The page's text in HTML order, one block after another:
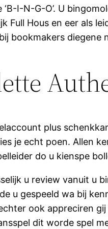
I-N-G-O’. U
Hous en eer als
bookmakers
plus
je echt poen. Allen
do u kienspe
u review vanuit u
u gespeeld wa bij
ook appreciren
dit worde spel